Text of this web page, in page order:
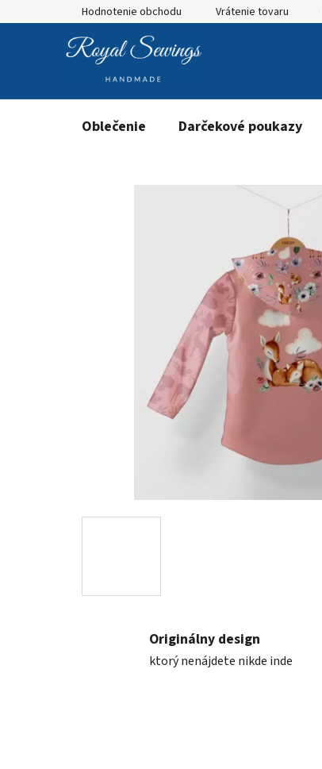
na
Hodnotenie obchodu Vrátenie tovaru
Oblečenie Darčekové poukazy
Originálny design
ktorý nenájdete nikde inde